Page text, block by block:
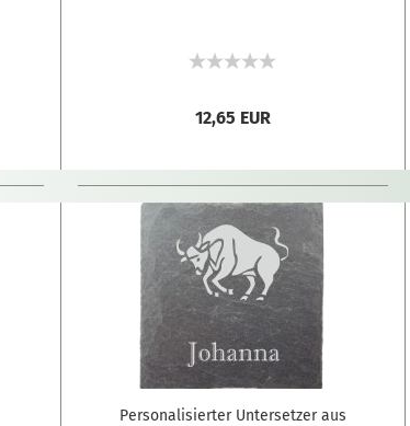
12,65 EUR
Personalisierter Untersetzer aus